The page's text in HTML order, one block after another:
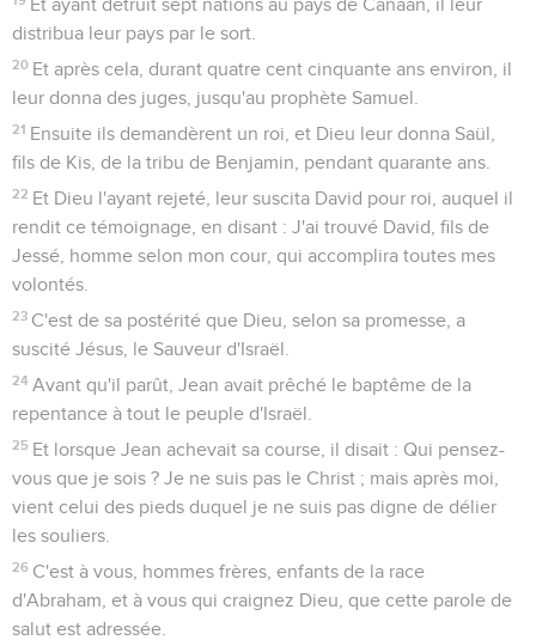
Et ayant détruit sept nations au pays de Canaan, il leur
distribua leur pays par le sort.
20 Et après cela, durant quatre cent cinquante ans environ, il
leur donna des juges, jusqu'au prophète Samuel.
21 Ensuite ils demandèrent un roi, et Dieu leur donna Saül,
fils de Kis, de la tribu de Benjamin, pendant quarante ans.
22 Et Dieu l'ayant rejeté, leur suscita David pour roi, auquel il
rendit ce témoignage, en disant : J'ai trouvé David, fils de
Jessé, homme selon mon cour, qui accomplira toutes mes
volontés.
23 C'est de sa postérité que Dieu, selon sa promesse, a
suscité Jésus, le Sauveur d'Israël.
24 Avant qu'il parût, Jean avait prêché le baptême de la
repentance à tout le peuple d'Israël.
25 Et lorsque Jean achevait sa course, il disait : Qui pensez-
vous que je sois ? Je ne suis pas le Christ ; mais après moi,
vient celui des pieds duquel je ne suis pas digne de délier
les souliers.
26 C'est à vous, hommes frères, enfants de la race
d'Abraham, et à vous qui craignez Dieu, que cette parole de
salut est adressée.